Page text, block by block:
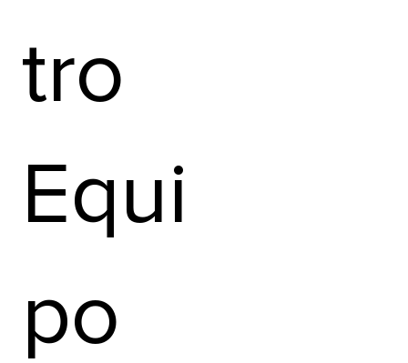
tro
Equi
po